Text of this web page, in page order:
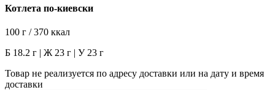
Котлета по-киевски
100 г / 370 ккал
Б 18.2 г | Ж 23 г | У 23 г
Товар не реализуется по адресу доставки или на дату и время
доставки